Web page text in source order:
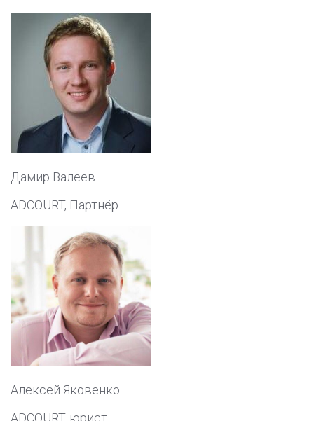
Дамир Валеев
ADCOURT, Партнёр
Алексей Яковенко
ADCOURT, юрист